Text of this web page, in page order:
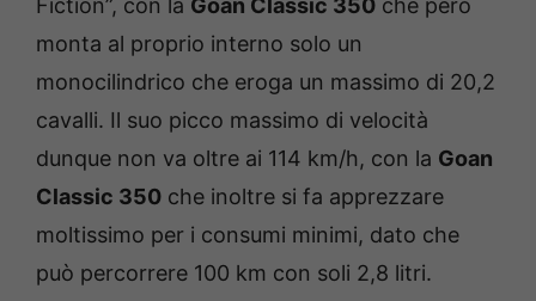
Fiction”, con la Goan Classic 350 che però
monta al proprio interno solo un
monocilindrico che eroga un massimo di 20,2
cavalli. Il suo picco massimo di velocità
dunque non va oltre ai 114 km/h, con la Goan
Classic 350 che inoltre si fa apprezzare
moltissimo per i consumi minimi, dato che
può percorrere 100 km con soli 2,8 litri.